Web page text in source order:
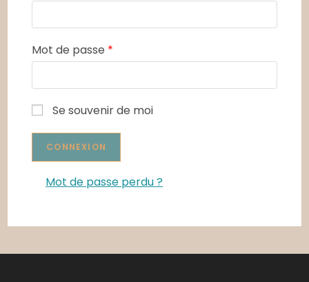
Mot de passe *
Se souvenir de moi
Mot de passe perdu ?